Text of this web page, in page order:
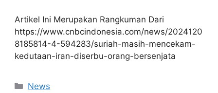
Artikel Ini Merupakan Rangkuman Dari
https://www.cnbcindonesia.com/news/2024120
8185814-4-594283/suriah-masih-mencekam-
kedutaan-iran-diserbu-orang-bersenjata
Kategori
News